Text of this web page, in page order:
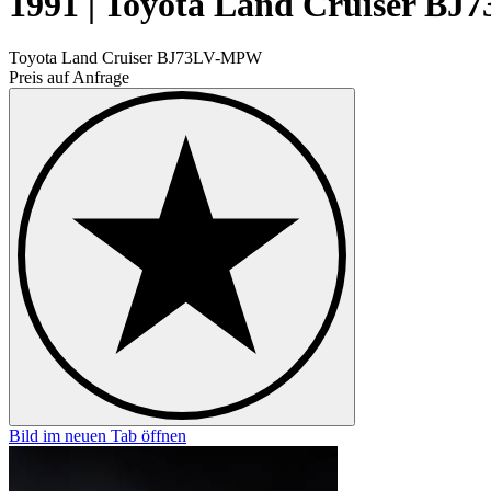
Toyota Land Cruiser BJ73LV-MPW
Preis auf Anfrage
Bild im neuen Tab öffnen